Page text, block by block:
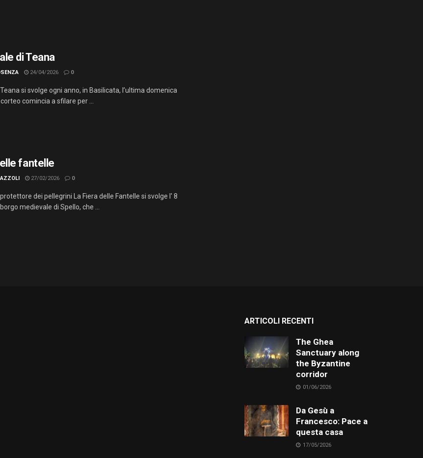
di Teana
24/04/2026 0
Teana si svolge ogni anno, in Basilicata, l’ultima domenica
comincia a sfilare per ...
fantelle
27/02/2026 0
dei pellegrini La Fiera delle Fantelle si svolge l' 8
medievale di Spello, che ...
ARTICOLI RECENTI
The Ghea
Sanctuary along
the Byzantine
corridor
01/06/2026
Da Gesù a
Francesco: Pace a
questa casa
17/05/2026